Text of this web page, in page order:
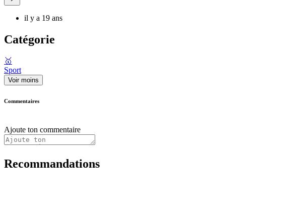
il y a 19 ans
Catégorie
🥇
Sport
Voir moins
Commentaires
Ajoute ton commentaire
Recommandations